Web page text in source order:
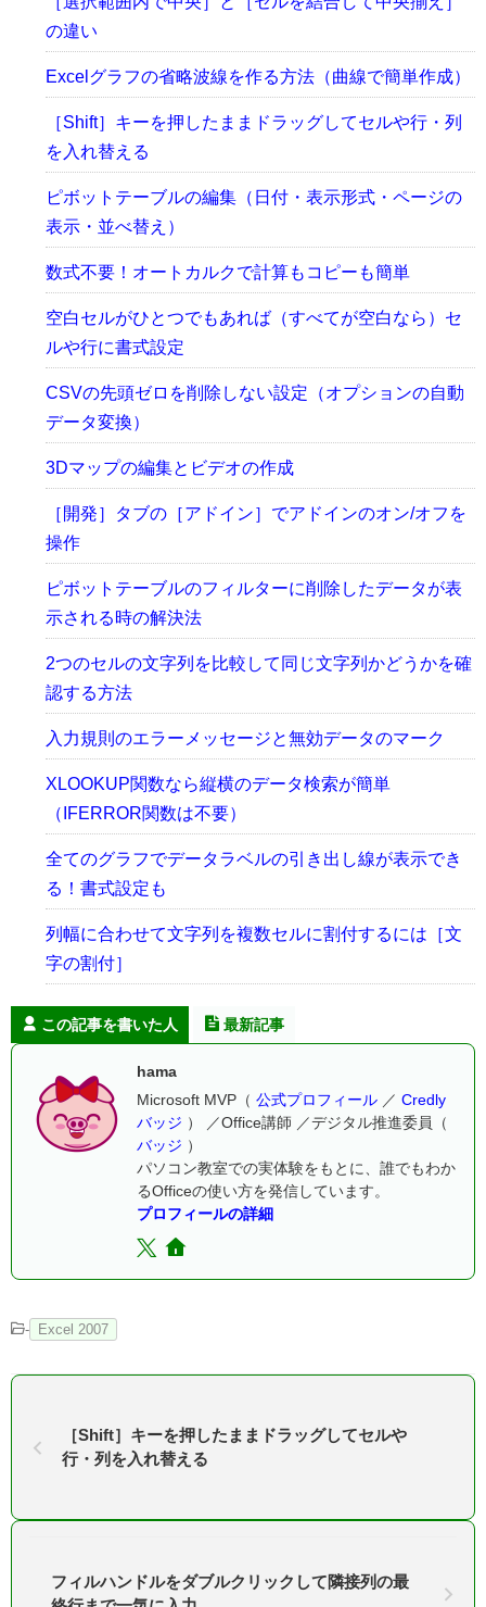
の違い
Excelグラフの省略波線を作る方法（曲線で簡単作成）
［Shift］キーを押したままドラッグしてセルや行・列
を入れ替える
ピボットテーブルの編集（日付・表示形式・ページの
表示・並べ替え）
数式不要！オートカルクで計算もコピーも簡単
空白セルがひとつでもあれば（すべてが空白なら）セ
ルや行に書式設定
CSVの先頭ゼロを削除しない設定（オプションの自動
データ変換）
3Dマップの編集とビデオの作成
［開発］タブの［アドイン］でアドインのオン/オフを
操作
ピボットテーブルのフィルターに削除したデータが表
示される時の解決法
2つのセルの文字列を比較して同じ文字列かどうかを確
認する方法
入力規則のエラーメッセージと無効データのマーク
XLOOKUP関数なら縦横のデータ検索が簡単
（IFERROR関数は不要）
全てのグラフでデータラベルの引き出し線が表示でき
る！書式設定も
列幅に合わせて文字列を複数セルに割付するには［文
字の割付］
この記事を書いた人 最新記事
hama
Microsoft MVP（ 公式プロフィール ／ Credly
バッジ ） ／Office講師 ／デジタル推進委員（
バッジ ）
パソコン教室での実体験をもとに、誰でもわか
るOfficeの使い方を発信しています。
プロフィールの詳細
- Excel 2007
［Shift］キーを押したままドラッグしてセルや
行・列を入れ替える
フィルハンドルをダブルクリックして隣接列の最